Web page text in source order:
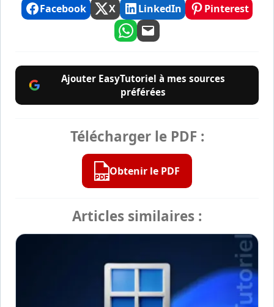
Facebook X LinkedIn Pinterest
Ajouter EasyTutoriel à mes sources
préférées
Télécharger le PDF :
Obtenir le PDF
Articles similaires :